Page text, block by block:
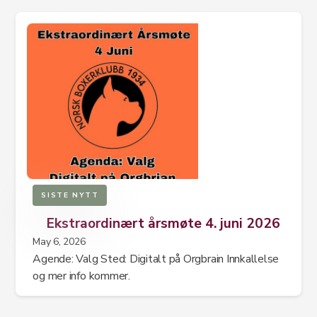
SISTE NYTT
Ekstraordinært årsmøte 4. juni 2026
May 6, 2026
Agende: Valg Sted: Digitalt på Orgbrain Innkallelse
og mer info kommer.